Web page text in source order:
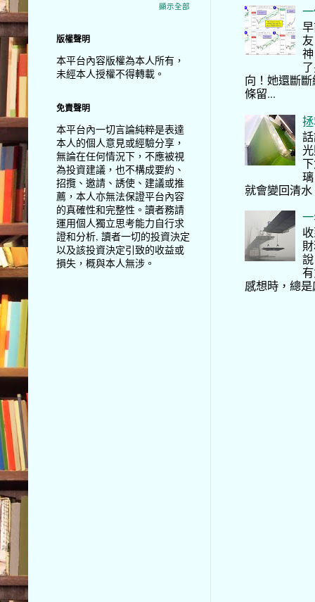
向！她還斷
條留...
就會變回清
感想時，總
顯示全部
版權聲明
本平台內容版權為本人所有，
未經本人授權不得轉載。
免責聲明
本平台內一切言論純粹是表達
本人的個人意見或經驗分享，
無論在任何情況下，不應被視
為投資建議，也不構成要約、
招攬、邀請、誘使、建議或推
薦，本人亦無法保證平台內容
的真確性和完整性。讀者務請
運用個人獨立思考能力自行求
證和分析, 讀者一切的投資決定
以及該投資決定引致的收益或
損失，概與本人無涉。